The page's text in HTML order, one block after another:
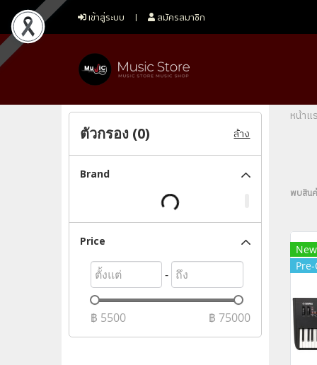
เข้าสู่ระบบ สมัครสมาชิก
หน้าแ
พบสิน
New
ตัวกรอง (0) ล้าง
Brand
Price
-
฿ 5500 ฿ 75000